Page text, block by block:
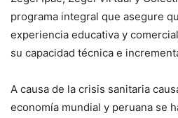
programa integral que asegure
experiencia educativa y
su capacidad técnica e
A causa de la crisis sanitaria
economía mundial y peruana se